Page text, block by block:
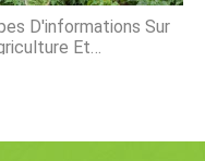
D'informations Sur
Et